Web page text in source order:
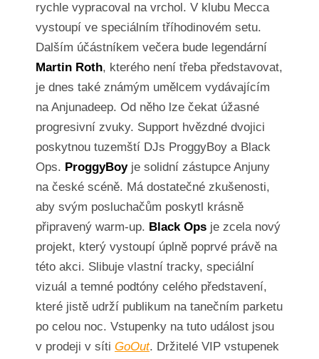
rychle vypracoval na vrchol. V klubu Mecca
vystoupí ve speciálním tříhodinovém setu.
Dalším účástníkem večera bude legendární
Martin Roth, kterého není třeba představovat,
je dnes také známým umělcem vydávajícím
na Anjunadeep. Od něho lze čekat úžasné
progresivní zvuky. Support hvězdné dvojici
poskytnou tuzemští DJs ProggyBoy a Black
Ops. ProggyBoyje solidní zástupce Anjuny
na české scéně. Má dostatečné zkušenosti,
aby svým posluchačům poskytl krásně
připravený warm-up. Black Ops je zcela nový
projekt, který vystoupí úplně poprvé právě na
této akci. Slibuje vlastní tracky, speciální
vizuál a temné podtóny celého představení,
které jistě udrží publikum na tanečním parketu
po celou noc. Vstupenky na tuto událost jsou
v prodeji v síti GoOut. Držitelé VIP vstupenek